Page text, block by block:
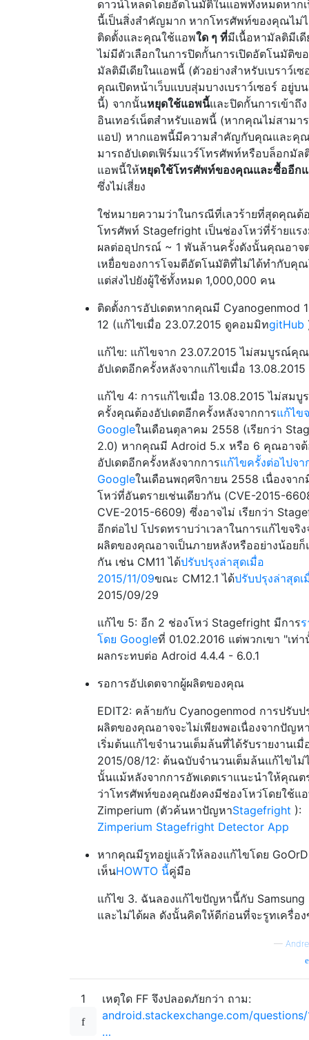
ดาวน์โหลดโดยอัตโนมัติในแอพทั้งหมดหาก
นี้เป็นสิ่งสำคัญมาก หากโทรศัพท์ของคุณไม่
ติดตั้งและคุณใช้แอพใด ๆ ที่มีเนื้อหามัลติมีเ
ไม่มีตัวเลือกในการปิดกั้นการเปิดอัตโนมัติข
มัลติมีเดียในแอพนี้ (ตัวอย่างสำหรับเบราว์เซ
คุณเปิดหน้าเว็บแบบสุ่มบางเบราว์เซอร์ อยู่บ
นี้) จากนั้นหยุดใช้แอพนี้และปิดกั้นการเข้าถึง
อินเทอร์เน็ตสำหรับแอพนี้ (หากคุณไม่สามา
แอป) หากแอพนี้มีความสำคัญกับคุณและคุ
มารถอัปเดตเฟิร์มแวร์โทรศัพท์หรือบล็อกมัล
แอพนี้ให้หยุดใช้โทรศัพท์ของคุณและซื้ออีก
ซึ่งไม่เสี่ยง
ใช่หมายความว่าในกรณีที่เลวร้ายที่สุดคุณต้
โทรศัพท์ Stagefright เป็นช่องโหว่ที่ร้ายแร
ผลต่ออุปกรณ์ ~ 1 พันล้านครั้งดังนั้นคุณอาจ
เหยื่อของการโจมตีอัตโนมัติที่ไม่ได้ทำกับคุ
แต่ส่งไปยังผู้ใช้ทั้งหมด 1,000,000 คน
ติดตั้งการอัปเดตหากคุณมี Cyanogenmod
12 (แก้ไขเมื่อ 23.07.2015 ดูคอมมิทgitHub
แก้ไข: แก้ไขจาก 23.07.2015 ไม่สมบูรณ์คุ
อัปเดตอีกครั้งหลังจากแก้ไขเมื่อ 13.08.2015
แก้ไข 4: การแก้ไขเมื่อ 13.08.2015 ไม่สม
ครั้งคุณต้องอัปเดตอีกครั้งหลังจากการแก้ไข
Googleในเดือนตุลาคม 2558 (เรียกว่า
2.0) หากคุณมี Adroid 5.x หรือ 6 คุณอาจต้
อัปเดตอีกครั้งหลังจากการแก้ไขครั้งต่อไปจา
Googleในเดือนพฤศจิกายน 2558 เนื่องจาก
โหว่ที่อันตรายเช่นเดียวกัน (CVE-2015-
CVE-2015-6609) ซึ่งอาจไม่ เรียกว่า
อีกต่อไป โปรดทราบว่าเวลาในการแก้ไขจริง
ผลิตของคุณอาจเป็นภายหลังหรืออย่างน้อยก็
กัน เช่น CM11 ได้ปรับปรุงล่าสุดเมื่อ
2015/11/09ขณะ CM12.1 ได้ปรับปรุงล่าสุดเ
2015/09/29
แก้ไข 5: อีก 2 ช่องโหว่ Stagefright มีการ
โดย Googleที่ 01.02.2016 แต่พวกเขา "เท่
ผลกระทบต่อ Adroid 4.4.4 - 6.0.1
รอการอัปเดตจากผู้ผลิตของคุณ
EDIT2: คล้ายกับ Cyanogenmod การปรับป
ผลิตของคุณอาจจะไม่เพียงพอเนื่องจากปัญห
เริ่มต้นแก้ไขจำนวนเต็มล้นที่ได้รับรายงานเ
2015/08/12: ต้นฉบับจำนวนเต็มล้นแก้ไขไม่
นั้นแม้หลังจากการอัพเดตเราแนะนำให้คุณต
ว่าโทรศัพท์ของคุณยังคงมีช่องโหว่โดยใช้แ
Zimperium (ตัวค้นหาปัญหาStagefright ):
Zimperium Stagefright Detector App
หากคุณมีรูทอยู่แล้วให้ลองแก้ไขโดย
เห็นHOWTO นี้คู่มือ
แก้ไข 3. ฉันลองแก้ไขปัญหานี้กับ Samsung
และไม่ได้ผล ดังนั้นคิดให้ดีก่อนที่จะรูทเครื่อ
—
1
เหตุใด FF จึงปลอดภัยกว่า ถาม:
android.stackexchange.com/
…